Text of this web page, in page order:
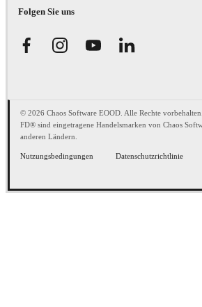
Folgen Sie uns
© 2026 Chaos Software EOOD. Alle Rechte
FD® sind eingetragene Handelsmarken von Chaos
anderen Ländern.
Nutzungsbedingungen Datenschutzrichtlinie